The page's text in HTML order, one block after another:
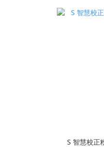
S 智慧校正